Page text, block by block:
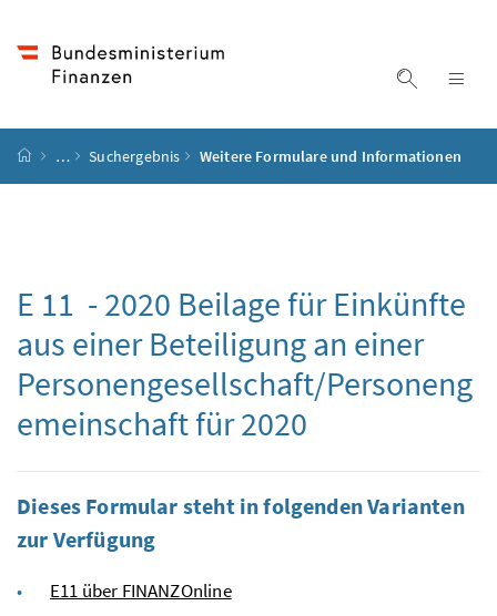
Suche
Startseite
… Suchergebnis Weitere Formulare und Informationen
E 11 - 2020 Beilage für Einkünfte
aus einer Beteiligung an einer
Personengesellschaft/Personeng
emeinschaft für 2020
Dieses Formular steht in folgenden Varianten
zur Verfügung
E11 über FINANZOnline